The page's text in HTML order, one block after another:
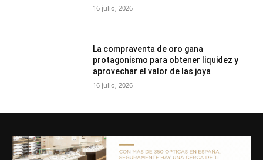
16 julio, 2026
La compraventa de oro gana
protagonismo para obtener liquidez y
aprovechar el valor de las joya
16 julio, 2026